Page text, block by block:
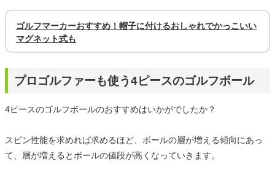
ゴルフマーカーおすすめ！帽子に付けるおしゃれでかっこいい
マグネット式も
プロゴルファーも使う4ピースのゴルフボール
4ピースのゴルフボールのおすすめはいかがでしたか？
スピン性能を求めれば求めるほど、ボールの層が増える傾向にあっ
て、層が増えるとボールの値段が高くなっていきます。